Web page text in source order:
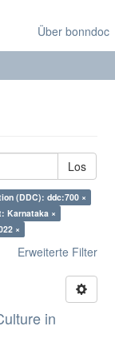
Über bonndoc
Los
(DDC): ddc:700 ×
Karnataka ×
×
Erweiterte Filter
in